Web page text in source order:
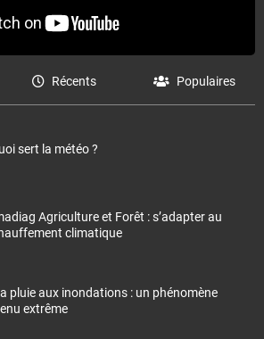
Récents Populaires
sert la météo ?
Agriculture et Forêt : s’adapter au
climatique
pluie aux inondations : un phénomène
extrême